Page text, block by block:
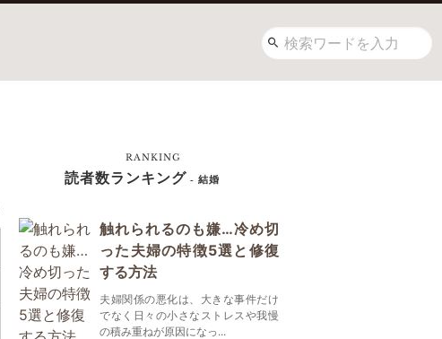
RANKING
読者数ランキング - 結婚
触れられるのも嫌…冷め切
った夫婦の特徴5選と修復
する方法
夫婦関係の悪化は、大きな事件だけ
でなく日々の小さなストレスや我慢
の積み重ねが原因になっ...